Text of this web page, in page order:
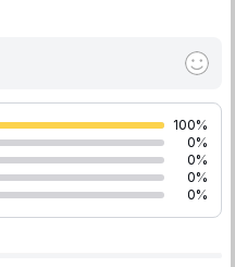
100%
0%
0%
0%
0%